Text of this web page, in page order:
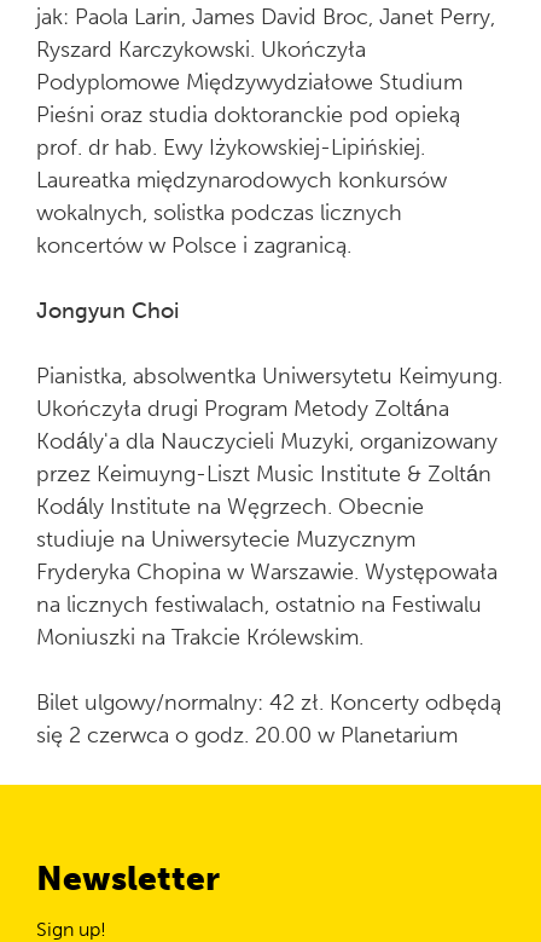
jak: Paola Larin, James David Broc, Janet Perry,
Ryszard Karczykowski. Ukończyła
Podyplomowe Międzywydziałowe Studium
Pieśni oraz studia doktoranckie pod opieką
prof. dr hab. Ewy Iżykowskiej-Lipińskiej.
Laureatka międzynarodowych konkursów
wokalnych, solistka podczas licznych
koncertów w Polsce i zagranicą.
Jongyun Choi
Pianistka, absolwentka Uniwersytetu Keimyung.
Ukończyła drugi Program Metody Zoltána
Kodály'a dla Nauczycieli Muzyki, organizowany
przez Keimuyng-Liszt Music Institute & Zoltán
Kodály Institute na Węgrzech. Obecnie
studiuje na Uniwersytecie Muzycznym
Fryderyka Chopina w Warszawie. Występowała
na licznych festiwalach, ostatnio na Festiwalu
Moniuszki na Trakcie Królewskim.
Bilet ulgowy/normalny: 42 zł. Koncerty odbędą
się 2 czerwca o godz. 20.00 w Planetarium
Newsletter
Sign up!